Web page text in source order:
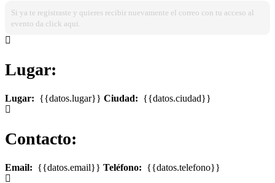
Si ya te registraste y quieres recibir nuevamente el correo con tu acceso al
evento da click aqui.
Lugar:
Lugar: {{datos.lugar}} Ciudad: {{datos.ciudad}}
Contacto:
Email: {{datos.email}} Teléfono: {{datos.telefono}}